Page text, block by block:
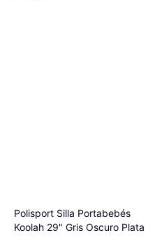
Polisport Silla Portabebés
Koolah 29" Gris Oscuro Plata